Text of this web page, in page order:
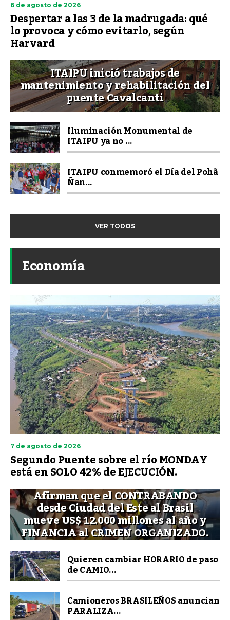
6 de agosto de 2026
Despertar a las 3 de la madrugada: qué
lo provoca y cómo evitarlo, según
Harvard
ITAIPU inició trabajos de
mantenimiento y rehabilitación del
puente Cavalcanti
Iluminación Monumental de
ITAIPU ya no ...
ITAIPU conmemoró el Día del Pohã
Ñan...
VER TODOS
Economía
7 de agosto de 2026
Segundo Puente sobre el río MONDAY
está en SOLO 42% de EJECUCIÓN.
Afirman que el CONTRABANDO
desde Ciudad del Este al Brasil
mueve US$ 12.000 millones al año y
FINANCIA al CRIMEN ORGANIZADO.
Quieren cambiar HORARIO de paso
de CAMIO...
Camioneros BRASILEÑOS anuncian
PARALIZA...